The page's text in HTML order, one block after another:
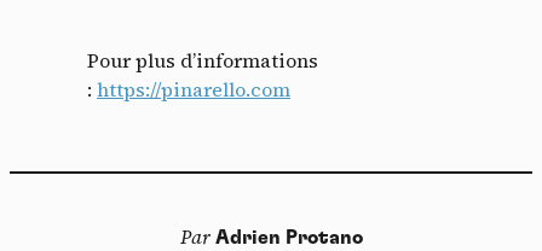
Pour plus d’informations
: https://pinarello.com
Par Adrien Protano